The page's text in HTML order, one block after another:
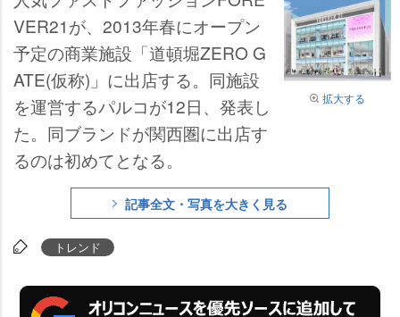
拡大する
VER21が、2013年春にオープン
予定の商業施設「道頓堀ZERO G
ATE(仮称)」に出店する。同施設
を運営するパルコが12日、発表し
た。同ブランドが関西圏に出店す
るのは初めてとなる。
記事全文・写真を大きく見る
トレンド